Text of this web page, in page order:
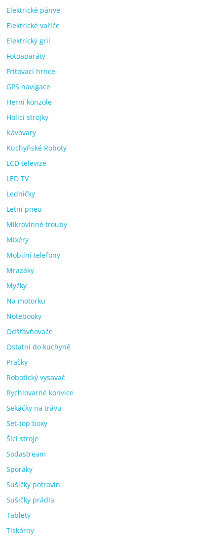
Elektrické pánve
Elektrické vařiče
Elektrický gril
Fotoaparáty
Fritovací hrnce
GPS navigace
Herní konzole
Holicí strojky
Kávovary
Kuchyňské Roboty
LCD televize
LED TV
Ledničky
Letní pneu
Mikrovlnné trouby
Mixéry
Mobilní telefony
Mrazáky
Myčky
Na motorku
Notebooky
Odšťavňovače
Ostatní do kuchyně
Pračky
Robotický vysavač
Rychlovarné konvice
Sekačky na trávu
Set-top boxy
Šicí stroje
Sodastream
Sporáky
Sušičky potravin
Sušičky prádla
Tablety
Tiskárny